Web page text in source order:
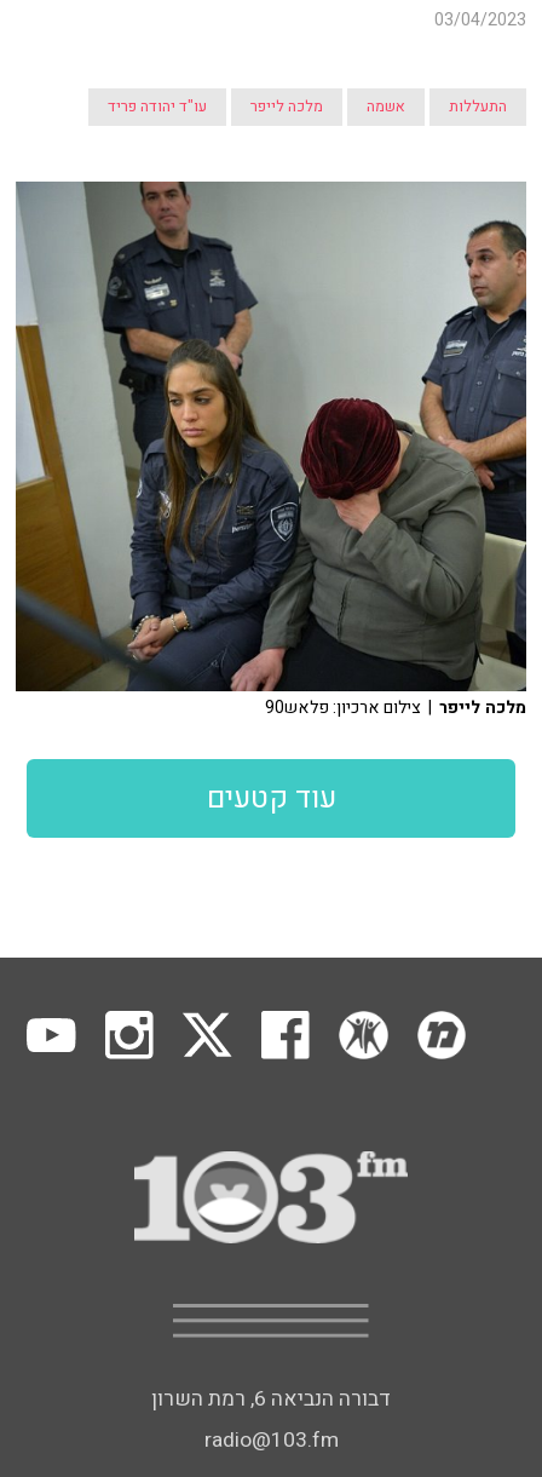
03/04/2023
התעללות אשמה מלכה לייפר עו"ד יהודה פריד
מלכה לייפר | צילום ארכיון: פלאש90
עוד קטעים
דבורה הנביאה 6, רמת השרון
radio@103.fm